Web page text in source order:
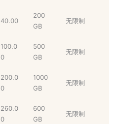
40.00
200
GB
无限制
100.0
0
500
GB
无限制
200.0
0
1000
GB
无限制
260.0
0
600
GB
无限制